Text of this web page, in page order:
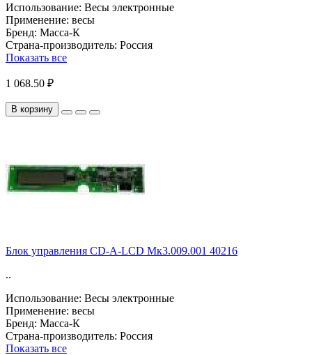
Использование: Весы электронные
Применение: весы
Бренд: Масса-К
Страна-производитель: Россия
Показать все
1 068.50 ₽
В корзину
Блок управления CD-A-LCD Мк3.009.001 40216
..
Использование: Весы электронные
Применение: весы
Бренд: Масса-К
Страна-производитель: Россия
Показать все